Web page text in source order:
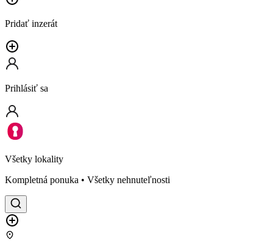
Pridať inzerát
Prihlásiť sa
Všetky lokality
Kompletná ponuka • Všetky nehnuteľnosti